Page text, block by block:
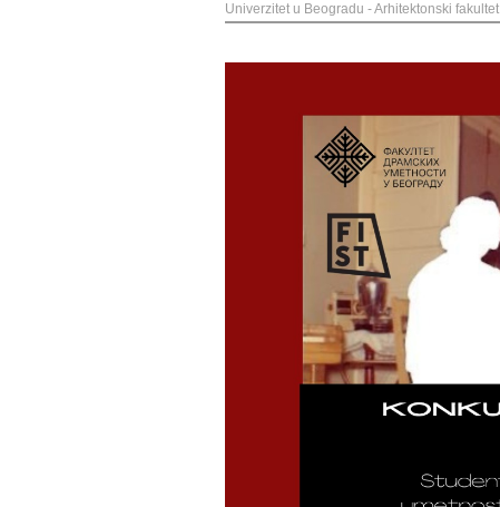
Univerzitet u Beogradu - Arhitektonski fakultet